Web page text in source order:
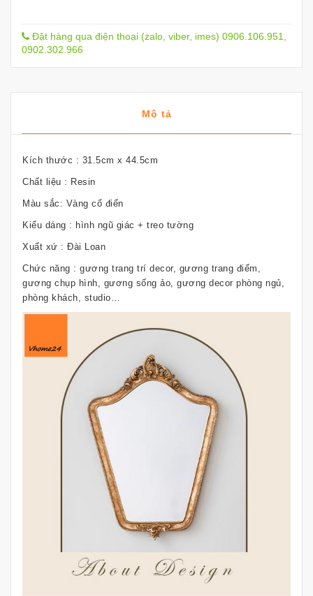
Đặt hàng qua điện thoại (zalo, viber, imes) 0906.106.951,
0902.302.966
Mô tả
Kích thước : 31.5cm x 44.5cm
Chất liệu : Resin
Màu sắc: Vàng cổ điển
Kiểu dáng : hình ngũ giác + treo tường
Xuất xứ : Đài Loan
Chức năng : gương trang trí decor, gương trang điểm,
gương chụp hình, gương sống ảo, gương decor phòng ngủ,
phòng khách, studio…